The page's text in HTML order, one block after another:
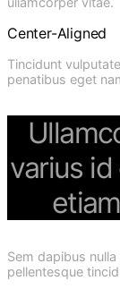
Center-Aligned
Tincidunt
penatibus eget
varius
Sem dapibus
pellentesque